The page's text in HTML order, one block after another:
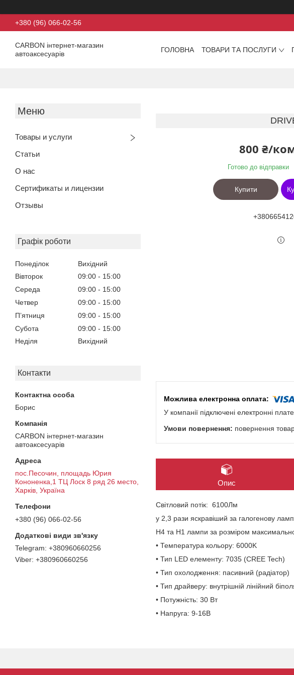
+380 (96) 066-02-56
CARBON інтернет-магазин
автоаксесуарів
ГОЛОВНА ТОВАРИ ТА ПОСЛУГИ
Товары и услуги
Статьи
О нас
Сертификаты и лицензии
Отзывы
Графік роботи
Понеділок
Вихідний
Вівторок
09:00
15:00
Середа
09:00
15:00
Четвер
09:00
15:00
Пʼятниця
09:00
15:00
Субота
09:00
15:00
Неділя
Вихідний
Контакти
Борис
CARBON інтернет-магазин
автоаксесуарів
пос.Песочин, площадь Юрия
Кононенка,1 ТЦ Лоск 8 ряд 26 место,
Харків, Україна
+380 (96) 066-02-56
+380960660256
+380960660256
800 ₴/
Готово до відправки
Купити
У компанії підключені електронні
повернення
Опис
Світловий потік: 6100Лм
у 2,3 рази яскравіший за галогенову
H4 та Н1 лампи за розміром
• Температура кольору: 6000K
• Тип LED елементу: 7035 (CREE Tech)
• Тип охолодження: пасивний (радіатор)
• Тип драйверу: внутрішній лінійний
• Потужність: 30 Вт
• Напруга: 9-16В